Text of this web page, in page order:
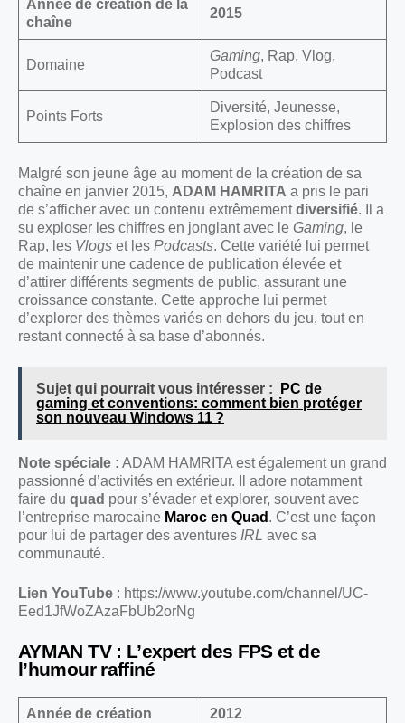
Année de création de la
chaîne
2015
Domaine
Gaming, Rap, Vlog,
Podcast
Points Forts
Diversité, Jeunesse,
Explosion des chiffres
Malgré son jeune âge au moment de la création de sa
chaîne en janvier 2015, ADAM HAMRITA a pris le pari
de s’afficher avec un contenu extrêmementdiversifié. Il a
su exploser les chiffres en jonglant avec le Gaming, le
Rap, les Vlogs et les Podcasts. Cette variété lui permet
de maintenir une cadence de publication élevée et
d’attirer différents segments de public, assurant une
croissance constante. Cette approche lui permet
d’explorer des thèmes variés en dehors du jeu, tout en
restant connecté à sa base d’abonnés.
Sujet qui pourrait vous intéresser :
PC de
gaming et conventions: comment bien protéger
son nouveau Windows 11 ?
Note spéciale : ADAM HAMRITA est également un grand
passionné d’activités en extérieur. Il adore notamment
faire du quad pour s’évader et explorer, souvent avec
l’entreprise marocaine Maroc en Quad . C’est une façon
pour lui de partager des aventures IRL avec sa
communauté.
Lien YouTube : https://www.youtube.com/channel/UC-
Eed1JfWoZAzaFbUb2orNg
AYMAN TV : L’expert des FPS et de
l’humour raffiné
Année de création 2012